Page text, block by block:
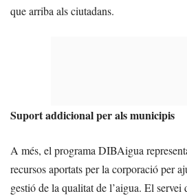
que arriba als ciutadans.
Suport addicional per als municipis
A més, el programa DIBAigua
recursos aportats per la corporació per
gestió de la qualitat de l’aigua. El servei